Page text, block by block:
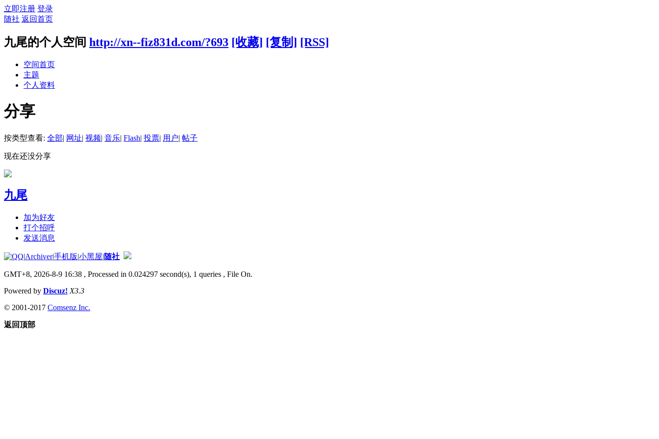
立即注册 登录
随社 返回首页
九尾的个人空间 http://xn--fiz831d.com/?693 [收藏] [复制] [RSS]
空间首页
主题
个人资料
分享
按类型查看: 全部| 网址| 视频| 音乐| Flash| 投票| 用户| 帖子
现在还没分享
九尾
加为好友
打个招呼
发送消息
|Archiver|手机版|小黑屋|随社
GMT+8, 2026-8-9 16:38 , Processed in 0.024297 second(s), 1 queries , File On.
Powered by Discuz! X3.3
© 2001-2017 Comsenz Inc.
返回顶部